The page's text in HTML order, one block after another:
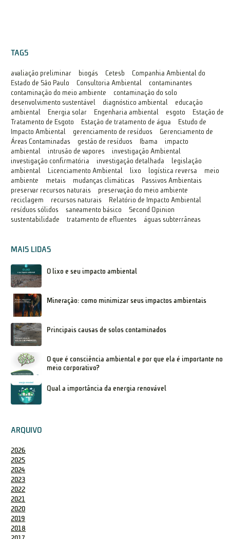
TAGS
avaliação preliminar biogás Cetesb
Companhia Ambiental do
Estado de São Paulo
Consultoria Ambiental
contaminantes
contaminação do meio ambiente
contaminação do solo
desenvolvimento sustentável
diagnóstico ambiental
educação
ambiental
Energia solar Engenharia ambiental esgoto
Estação de
Tratamento de Esgoto
Estação de tratamento de água
Estudo de
Impacto Ambiental
gerenciamento de resíduos
Gerenciamento de
Áreas Contaminadas
gestão de resíduos Ibama
impacto
ambiental
intrusão de vapores
investigação Ambiental
investigação confirmatória
investigação detalhada
legislação
ambiental
Licenciamento Ambiental lixo logística reversa
meio
ambiente
metais mudanças climáticas
Passivos Ambientais
preservar recursos naturais
preservação do meio ambiente
reciclagem
recursos naturais
Relatório de Impacto Ambiental
resíduos sólidos
saneamento básico
Second Opinion
sustentabilidade
tratamento de efluentes águas subterrâneas
MAIS LIDAS
O lixo e seu impacto ambiental
Mineração: como minimizar seus impactos ambientais
Principais causas de solos contaminados
O que é consciência ambiental e por que ela é importante no
meio corporativo?
Qual a importância da energia renovável
ARQUIVO
2026
2025
2024
2023
2022
2021
2020
2019
2018